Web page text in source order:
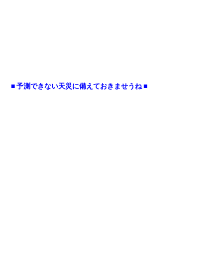
■ 予測できない天災に備えておきませうね ■